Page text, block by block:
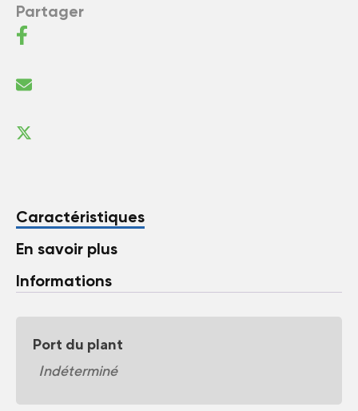
Partager
Caractéristiques
En savoir plus
Informations
Port du plant
Indéterminé